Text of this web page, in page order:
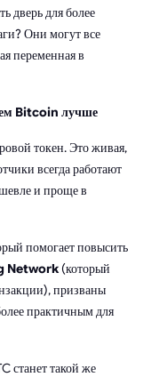
дверь для более
Они могут все
переменная в
Bitcoin лучше
токен. Это живая,
всегда работают
и проще в
помогает повысить
Network (который
призваны
практичным для
станет такой же